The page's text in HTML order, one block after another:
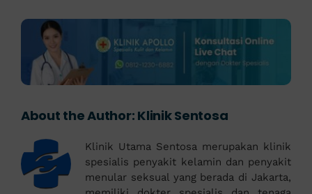
About the Author: Klinik Sentosa
Klinik Utama Sentosa merupakan klinik
spesialis penyakit kelamin dan penyakit
menular seksual yang berada di Jakarta,